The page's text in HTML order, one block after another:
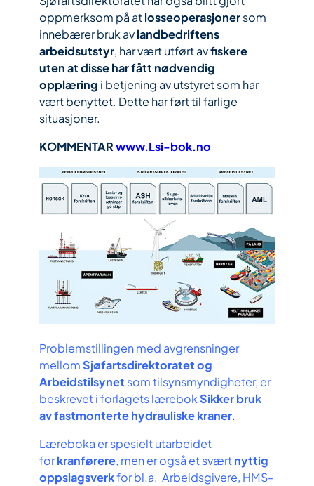
oppmerksom på atlosseoperasjonersom
innebærer bruk avlandbedriftens
arbeidsutstyr, har vært utført avfiskere
uten at disse har fått nødvendig
opplæring i betjening av utstyret som har
vært benyttet. Dette har ført til farlige
situasjoner.
KOMMENTARwww.Lsi-bok.no
Problemstillingen med avgrensninger
mellom Sjøfartsdirektoratet og
Arbeidstilsynet som tilsynsmyndigheter, er
beskrevet i forlagets lærebok Sikker bruk
av fastmonterte hydrauliske kraner.
Læreboka er spesielt utarbeidet
forkranførere, men er også et sværtnyttig
oppslagsverkfor bl.a. Arbeidsgivere, HMS-